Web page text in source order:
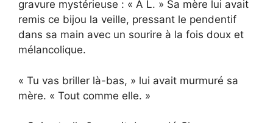
gravure mystérieuse : « À L. » Sa mère lui avait
remis ce bijou la veille, pressant le pendentif
dans sa main avec un sourire à la fois doux et
mélancolique.
« Tu vas briller là-bas, » lui avait murmuré sa
mère. « Tout comme elle. »